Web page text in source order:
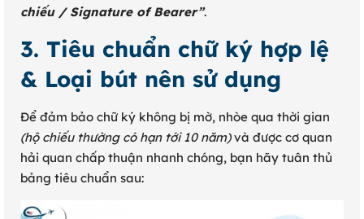
chiếu / Signature of Bearer”.
3. Tiêu chuẩn chữ ký hợp lệ
& Loại bút nên sử dụng
Để đảm bảo chữ ký không bị mờ, nhòe qua thời gian
(hộ chiếu thường có hạn tới 10 năm)và được cơ quan
hải quan chấp thuận nhanh chóng, bạn hãy tuân thủ
bảng tiêu chuẩn sau: